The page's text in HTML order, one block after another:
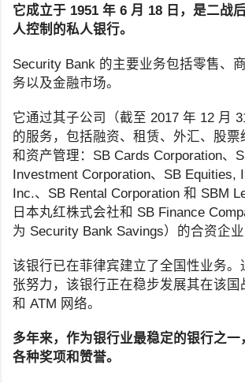
它成立于 1951 年 6 月 18 日，是二战
人控制的私人银行。
Security Bank 的主要业务包括零售、
务以及金融市场。
它通过其子公司（截至 2017 年 12 月
的服务，包括融资、租赁、外汇、股票
和资产管理：SB Cards Corporation、
Investment Corporation、SB Equities,
Inc.、SB Rental Corporation 和 SBM
日本丸红株式会社和 SB Finance
为 Security Bank Savings）的合资企业
该银行已在菲律宾建立了全国性业务。
张努力，该银行正在稳步发展其在该国
和 ATM 网络。
多年来，作为银行业最稳定的银行之一
各种奖项和赞誉。